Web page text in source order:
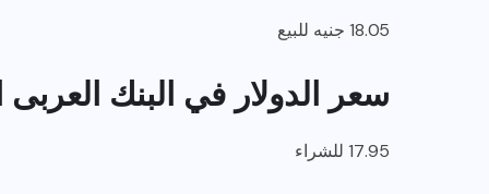
18.05 جنيه للبيع
سعر الدولار في البنك العربى
17.95 للشراء